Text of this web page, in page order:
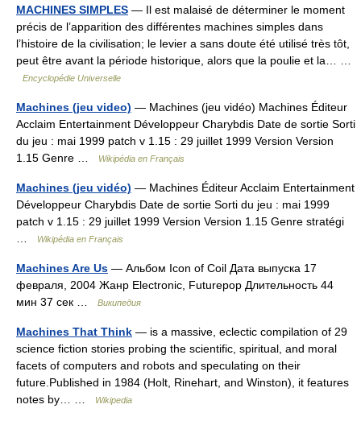
MACHINES SIMPLES — Il est malaisé de déterminer le moment
précis de l’apparition des différentes machines simples dans
l’histoire de la civilisation; le levier a sans doute été utilisé très tôt,
peut être avant la période historique, alors que la poulie et la… …
Encyclopédie Universelle
Machines (jeu video) — Machines (jeu vidéo) Machines Éditeur
Acclaim Entertainment Développeur Charybdis Date de sortie Sorti
du jeu : mai 1999 patch v 1.15 : 29 juillet 1999 Version Version
1.15 Genre …
Wikipédia en Français
Machines (jeu vidéo) — Machines Éditeur Acclaim Entertainment
Développeur Charybdis Date de sortie Sorti du jeu : mai 1999
patch v 1.15 : 29 juillet 1999 Version Version 1.15 Genre stratégi
Wikipédia en Français
Machines Are Us — Альбом Icon of Coil Дата выпуска 17
февраля, 2004 Жанр Electronic, Futurepop Длительность 44
мин 37 сек …
Википедия
Machines That Think — is a massive, eclectic compilation of 29
science fiction stories probing the scientific, spiritual, and moral
facets of computers and robots and speculating on their
future.Published in 1984 (Holt, Rinehart, and Winston), it features
notes by… …
Wikipedia